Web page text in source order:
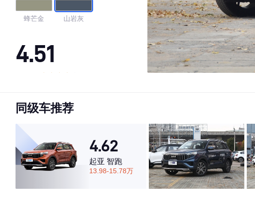
蜂芒金 山岩灰
4.51
·内饰表现一般，低于87%同级车
·空间表现一般，低于63%同级车
同级车推荐
4.62
起亚 智跑
13.98-15.78万